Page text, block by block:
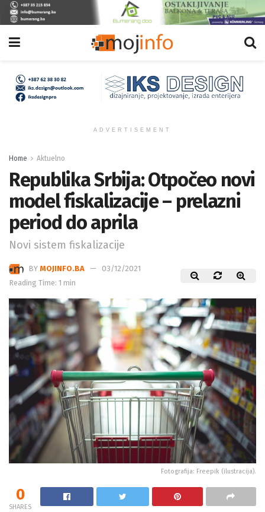
ADVERTISEMENT
Home Aktuelno
Republika Srbija: Otpočeo novi
model fiskalizacije – prelazni
period do aprila
Novi sistem fiskalizacije
BY MOJINFO.BA
03/12/2021
Reading Time: 1 min
Fotografija: Freepik (ilustracija).
0
SHARES